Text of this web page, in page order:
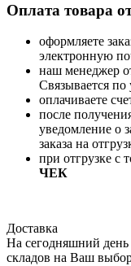
Оплата товара
оформляете
электронную
наш менеджер
Связывается по
оплачиваете
после
уведомление о
заказа на
при отгрузке с
ЧЕК
Доставка
На сегодняшний
складов на Ваш